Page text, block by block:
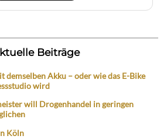
Beiträge
demselben Akku – oder wie das E-Bike
wird
will Drogenhandel in geringen
Köln